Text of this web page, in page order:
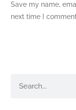
Save my name,
next time I